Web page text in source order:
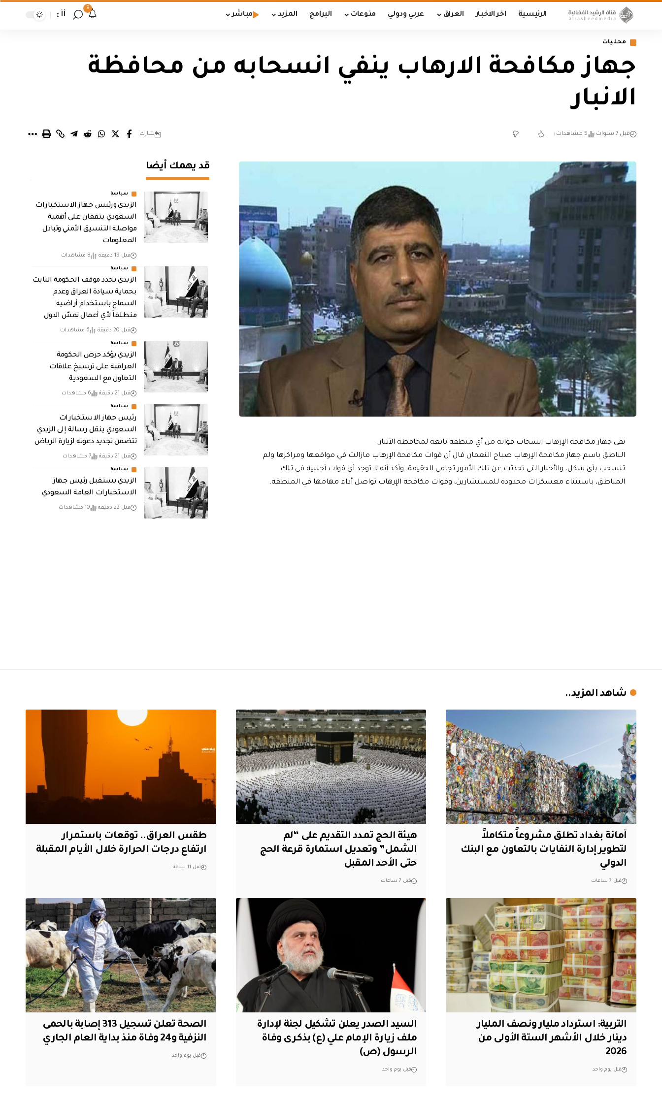
الرئيسية اخر الاخبار العراق عربي ودولي منوعات البرامج المزيد مباشر
9
أأ
محليات
جهاز مكافحة الارهاب ينفي انسحابه من محافظة
الانبار
قبل 7 سنوات 5 مشاهدات شارك
نفى جهاز مكافحة الإرهاب انسحاب قواته من أي منطقة تابعة لمحافظة الأنبار.
الناطق باسم جهاز مكافحة الإرهاب صباح النعمان قال أن قوات مكافحة الإرهاب مازالت في مواقعها ومراكزها ولم
تنسحب بأي شكل، والأخبار التي تحدثت عن تلك الأمور تجافي الحقيقة. وأكد أنه لا توجد أي قوات أجنبية في تلك
المناطق، باستثناء معسكرات محدودة للمستشارين، وقوات مكافحة الإرهاب تواصل أداء مهامها في المنطقة.
قد يهمك أيضا
سياسة
الزيدي ورئيس جهاز الاستخبارات
السعودي يتفقان على أهمية
مواصلة التنسيق الأمني وتبادل
المعلومات
قبل 19 دقيقة 8 مشاهدات
سياسة
الزيدي يجدد موقف الحكومة الثابت
بحماية سيادة العراق وعدم
السماح باستخدام أراضيه
منطلقاً لأي أعمال تمسّ الدول
قبل 20 دقيقة 6 مشاهدات
سياسة
الزيدي يؤكد حرص الحكومة
العراقية على ترسيخ علاقات
التعاون مع السعودية
قبل 21 دقيقة 6 مشاهدات
سياسة
رئيس جهاز الاستخبارات
السعودي ينقل رسالة إلى الزيدي
تتضمن تجديد دعوته لزيارة الرياض
قبل 21 دقيقة 7 مشاهدات
سياسة
الزيدي يستقبل رئيس جهاز
الاستخبارات العامة السعودي
قبل 22 دقيقة 10 مشاهدات
شاهد المزيد..
أمانة بغداد تطلق مشروعاً متكاملاً
لتطوير إدارة النفايات بالتعاون مع البنك
الدولي
قبل 7 ساعات
هيئة الحج تمدد التقديم على “لم
الشمل” وتعديل استمارة قرعة الحج
حتى الأحد المقبل
قبل 7 ساعات
طقس العراق.. توقعات باستمرار
ارتفاع درجات الحرارة خلال الأيام المقبلة
قبل 11 ساعة
التربية: استرداد مليار ونصف المليار
دينار خلال الأشهر الستة الأولى من
2026
قبل يوم واحد
السيد الصدر يعلن تشكيل لجنة لإدارة
ملف زيارة الإمام علي (ع) بذكرى وفاة
الرسول (ص)
قبل يوم واحد
الصحة تعلن تسجيل 313 إصابة بالحمى
النزفية و24 وفاة منذ بداية العام الجاري
قبل يوم واحد